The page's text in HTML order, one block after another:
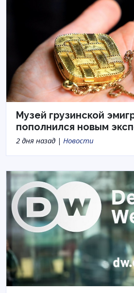
Музей грузинской
пополнился новым
2 дня назад | Новости